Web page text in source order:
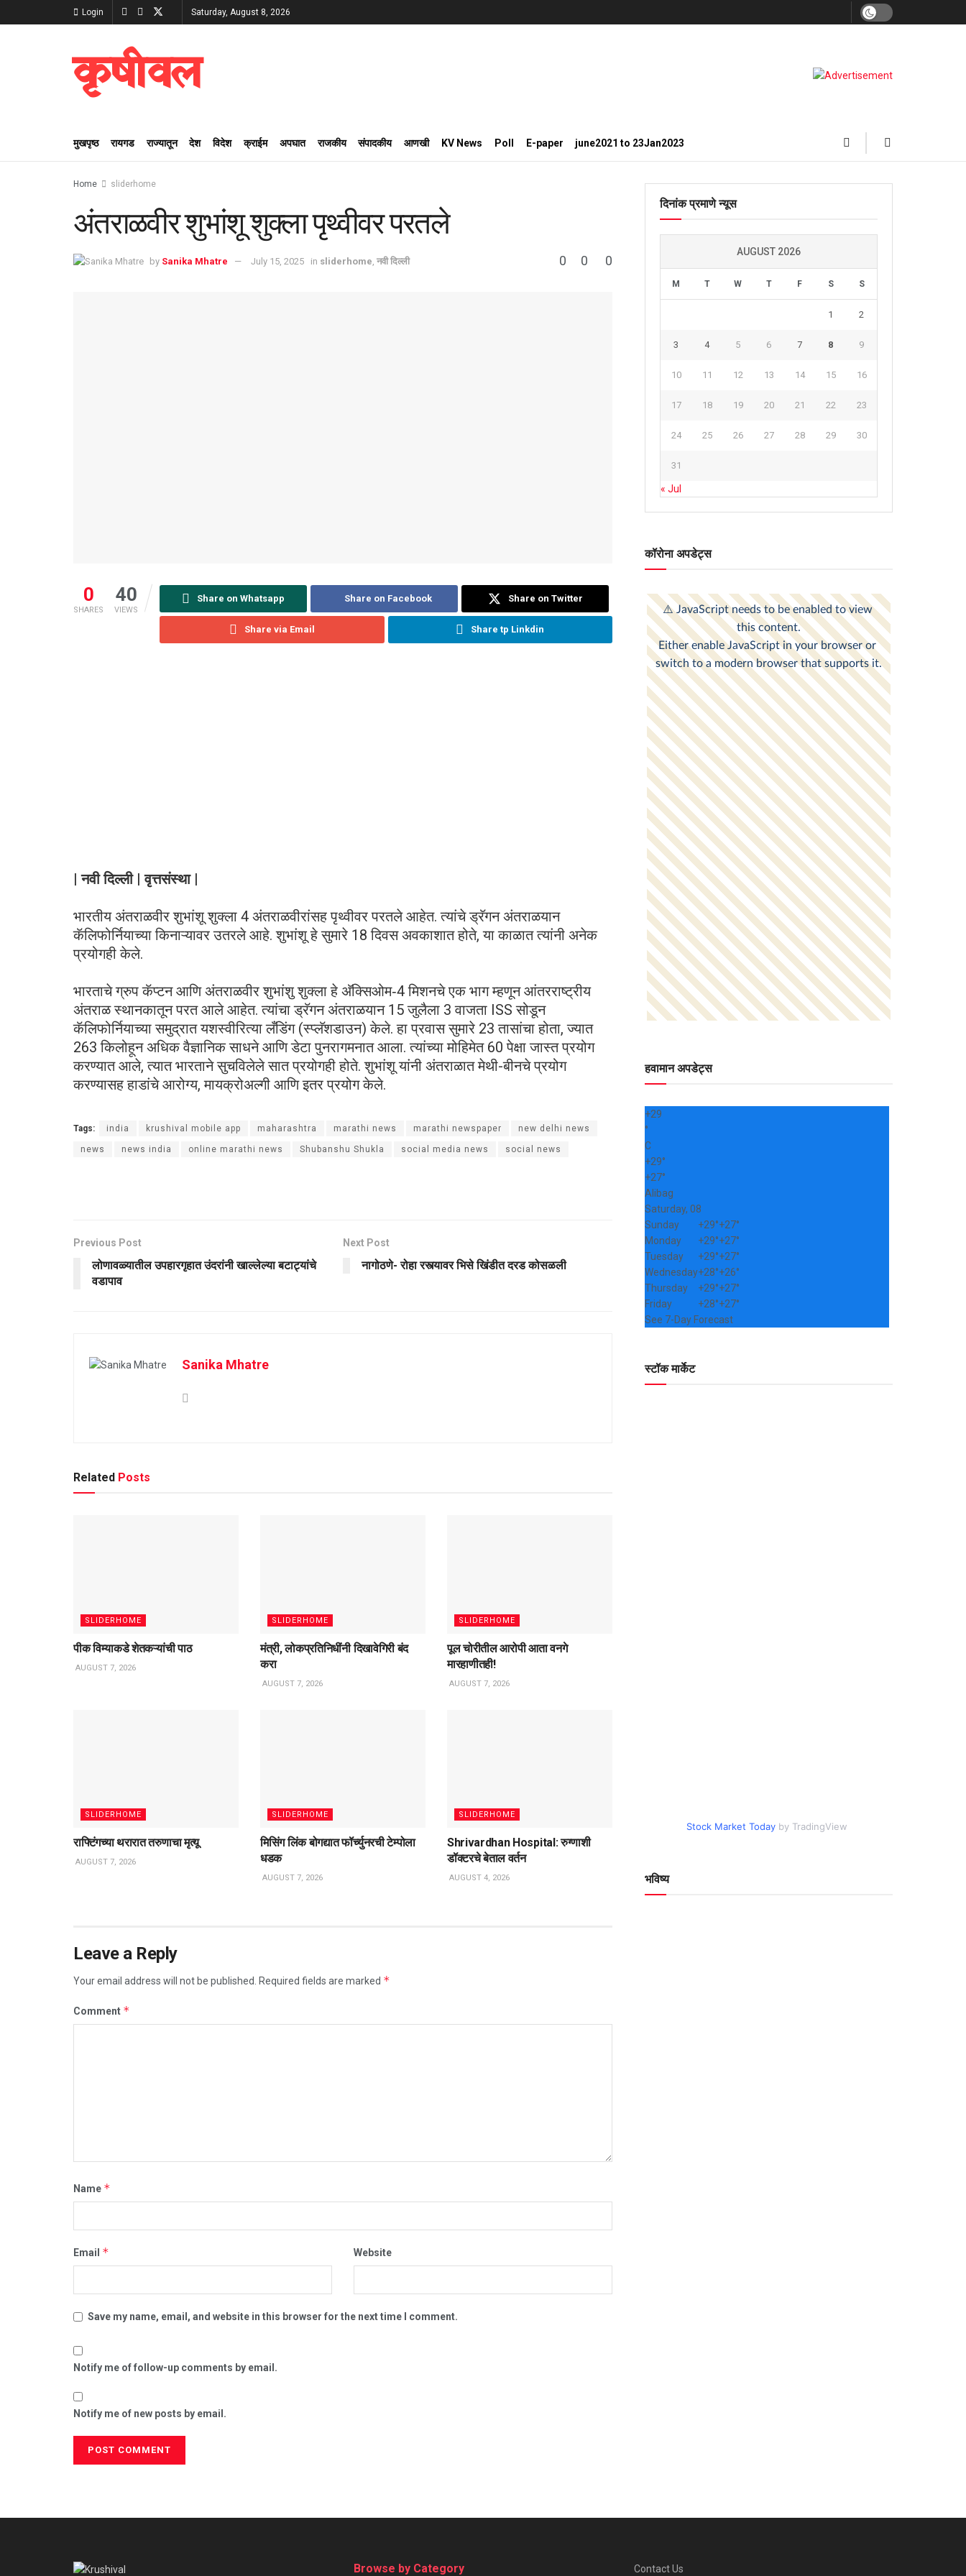
Login Saturday, August 8, 2026
कृषीवल
मुखपृष्ठ रायगड राज्यातून देश विदेश क्राईम अपघात राजकीय संपादकीय आणखी KV News Poll E-paper june2021 to 23Jan2023
Home sliderhome
अंतराळवीर शुभांशू शुक्ला पृथ्वीवर परतले
by Sanika Mhatre July 15, 2025 in sliderhome नवी दिल्ली 0 0 0
0
SHARES
40
VIEWS
Share on Whatsapp Share on Facebook Share on Twitter
Share via Email Share tp Linkdin
| नवी दिल्ली | वृत्तसंस्था |
भारतीय अंतराळवीर शुभांशू शुक्ला 4 अंतराळवीरांसह पृथ्वीवर परतले आहेत. त्यांचे ड्रॅगन अंतराळयान
कॅलिफोर्नियाच्या किनाऱ्यावर उतरले आहे. शुभांशू हे सुमारे 18 दिवस अवकाशात होते, या काळात त्यांनी अनेक
प्रयोगही केले.
भारताचे ग्रुप कॅप्टन आणि अंतराळवीर शुभांशु शुक्ला हे अ‍ॅक्सिओम‑4 मिशनचे एक भाग म्हणून आंतरराष्ट्रीय
अंतराळ स्थानकातून परत आले आहेत. त्यांचा ड्रॅगन अंतराळयान 15 जुलैला 3 वाजता ISS सोडून
कॅलिफोर्नियाच्या समुद्रात यशस्वीरित्या लँडिंग (स्प्लॅशडाउन) केले. हा प्रवास सुमारे 23 तासांचा होता, ज्यात
263 किलोहून अधिक वैज्ञानिक साधने आणि डेटा पुनरागमनात आला. त्यांच्या मोहिमेत 60 पेक्षा जास्त प्रयोग
करण्यात आले, त्यात भारताने सुचविलेले सात प्रयोगही होते. शुभांशू यांनी अंतराळात मेथी-बीनचे प्रयोग
करण्यासह हाडांचे आरोग्य, मायक्रोअल्गी आणि इतर प्रयोग केले.
Tags: india krushival mobile app maharashtra marathi news marathi newspaper new delhi news
news news india online marathi news Shubanshu Shukla social media news social news
Previous Post
लोणावळ्यातील उपहारगृहात उंदरांनी खाल्लेल्या बटाट्यांचे
वडापाव
Next Post
नागोठणे- रोहा रस्त्यावर भिसे खिंडीत दरड कोसळली
Sanika Mhatre
Related Posts
SLIDERHOME
पीक विम्याकडे शेतकऱ्यांची पाठ
AUGUST 7, 2026
SLIDERHOME
मंत्री, लोकप्रतिनिधींनी दिखावेगिरी बंद
करा
AUGUST 7, 2026
SLIDERHOME
पूल चोरीतील आरोपी आता वनगे
मारहाणीतही!
AUGUST 7, 2026
SLIDERHOME
राफ्टिंगच्या थरारात तरुणाचा मृत्यू
AUGUST 7, 2026
SLIDERHOME
मिसिंग लिंक बोगद्यात फॉर्च्युनरची टेम्पोला
धडक
AUGUST 7, 2026
SLIDERHOME
Shrivardhan Hospital: रुग्णाशी
डॉक्टरचे बेताल वर्तन
AUGUST 4, 2026
Leave a Reply
Your email address will not be published. Required fields are marked *
Comment *
Name *
Email * Website
Save my name, email, and website in this browser for the next time I comment.
Notify me of follow-up comments by email.
Notify me of new posts by email.
दिनांक प्रमाणे न्यूस
AUGUST 2026
M T W T F S S
1 2
3 4 5 6 7 8 9
10 11 12 13 14 15 16
17 18 19 20 21 22 23
24 25 26 27 28 29 30
31
« Jul
कॉरोना अपडेट्स
हवामान अपडेट्स
+29
°
C
+29°
+27°
Alibag
Saturday, 08
Sunday
+29°+27°
Monday
+29°+27°
Tuesday
+29°+27°
Wednesday+28°+26°
Thursday
+29°+27°
Friday
+28°+27°
See 7-Day Forecast
स्टॉक मार्केट
Stock Market Today by TradingView
भविष्य
Browse by Category Contact Us